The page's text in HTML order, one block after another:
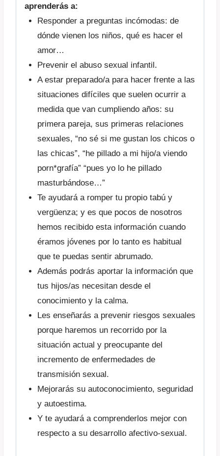
aprenderás a:
Responder a preguntas incómodas: de
dónde vienen los niños, qué es hacer el
amor…
Prevenir el abuso sexual infantil.
A estar preparado/a para hacer frente a las
situaciones difíciles que suelen ocurrir a
medida que van cumpliendo años: su
primera pareja, sus primeras relaciones
sexuales, “no sé si me gustan los chicos o
las chicas”, “he pillado a mi hijo/a viendo
porn*grafía” “pues yo lo he pillado
masturbándose…”
Te ayudará a romper tu propio tabú y
vergüenza; y es que pocos de nosotros
hemos recibido esta información cuando
éramos jóvenes por lo tanto es habitual
que te puedas sentir abrumado.
Además podrás aportar la información que
tus hijos/as necesitan desde el
conocimiento y la calma.
Les enseñarás a prevenir riesgos sexuales
porque haremos un recorrido por la
situación actual y preocupante del
incremento de enfermedades de
transmisión sexual.
Mejorarás su autoconocimiento, seguridad
y autoestima.
Y te ayudará a comprenderlos mejor con
respecto a su desarrollo afectivo-sexual.